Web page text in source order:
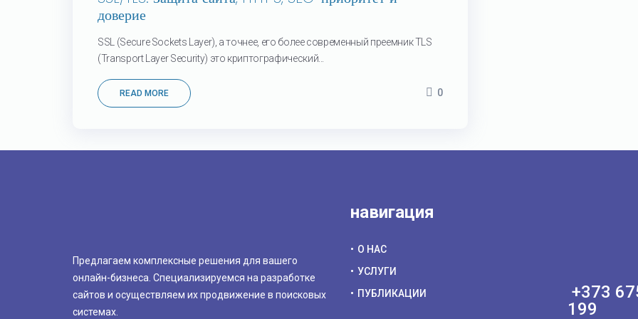
доверие
SSL (Secure Sockets Layer), а точнее, его более современный преемник TLS
(Transport Layer Security) это криптографический...
READ MORE 0
Предлагаем комплексные решения для вашего
онлайн-бизнеса. Специализируемся на разработке
сайтов и осуществляем их продвижение в поисковых
системах.
навигация
О НАС
УСЛУГИ
ПУБЛИКАЦИИ
+373
199